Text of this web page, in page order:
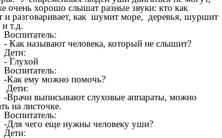
очень хорошо слышат разные звуки: кто как
и разговаривает, как шумит море, деревья, шуршит
и т.д.
Воспитатель:
- Как называют человека, который не слышит?
Дети:
- Глухой
Воспитатель:
-Как ему можно помочь?
Дети:
-Врачи выписывают слуховые аппараты, можно
на листочке.
Воспитатель:
-Для чего еще нужны человеку уши?
Дети: